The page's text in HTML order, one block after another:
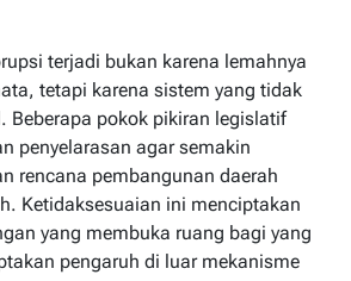
terjadi bukan karena lemahnya
tetapi karena sistem yang tidak
Beberapa pokok pikiran legislatif
penyelarasan agar semakin
rencana pembangunan daerah
Ketidaksesuaian ini menciptakan
yang membuka ruang bagi yang
pengaruh di luar mekanisme